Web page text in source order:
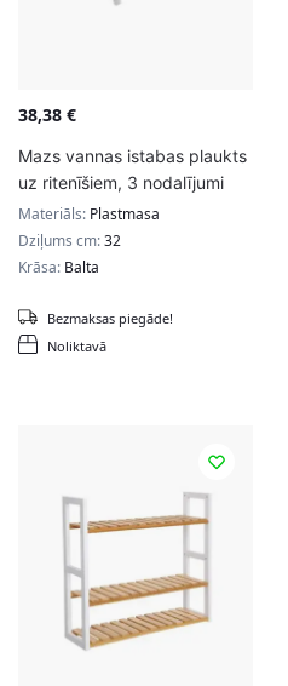
38,38 €
Mazs vannas istabas plaukts
uz ritenīšiem, 3 nodalījumi
Materiāls: Plastmasa
Dziļums cm:32
Krāsa: Balta
Noliktavā
Bezmaksas piegāde!